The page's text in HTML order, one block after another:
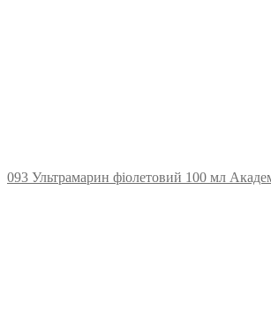
093 Ультрамарин фіолетовий 100 мл